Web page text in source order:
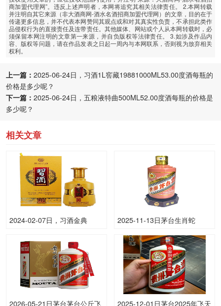
商加盟代理网”。违反上述声明者，本网将追究其相关法律责任。 2.本网转载
并注明自其它来源（非大酒商网-酒水名酒招商加盟代理网）的文章，目的在于
传递更多信息，并不代表本网赞同其观点或和对其真实性负责，不承担此类作
品侵权行为的直接责任及连带责任。其他媒体、网站或个人从本网转载时，必
须保留本网注明的文章第一来源，并自负版权等法律责任。 3.如涉及作品内
容、版权等问题，请在作品发表之日起一周内与本网联系，否则视为放弃相关
权利。
上一篇： 2025-06-24日，习酒1L窖藏19881000ML53.00度酒每瓶的
价格是多少呢？
下一篇： 2025-06-24日，五粮液特曲500ML52.00度酒每瓶的价格是
多少呢？
相关文章
2024-02-07日，习酒金典
是多少呢？
2025-11-13日茅台生肖蛇
一瓶，下跌 20元
2026-05-21日茅台茅台公斤飞 2025-12-01日茅台2025年飞天